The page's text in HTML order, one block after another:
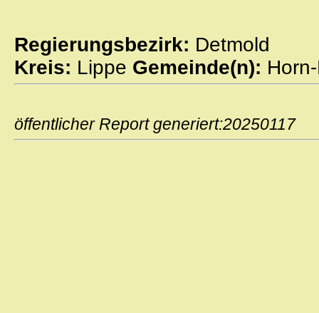
Regierungsbezirk: Detmold
Kreis: Lippe Gemeinde(n):
öffentlicher Report